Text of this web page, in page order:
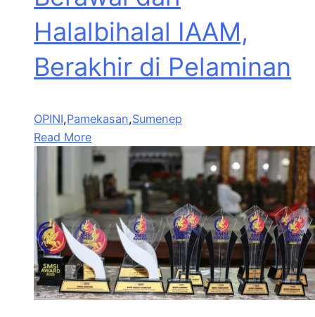
Halalbihalal IAAM,
Berakhir di Pelaminan
OPINI,Pamekasan,Sumenep
Read More